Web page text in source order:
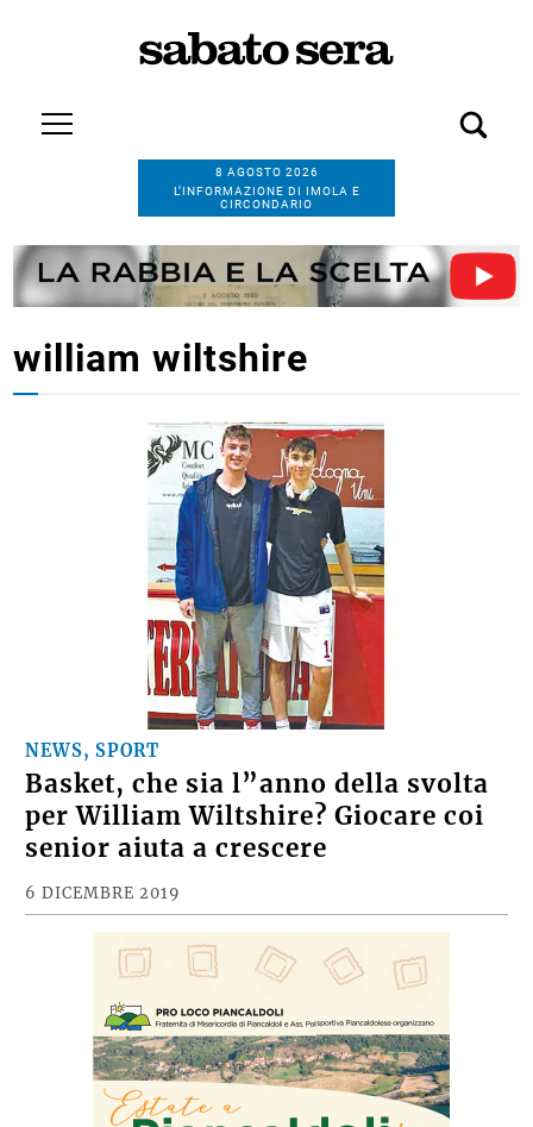
8 AGOSTO 2026
L’INFORMAZIONE DI IMOLA E
CIRCONDARIO
william wiltshire
NEWS, SPORT
Basket, che sia l”anno della svolta
per William Wiltshire? Giocare coi
senior aiuta a crescere
6 DICEMBRE 2019